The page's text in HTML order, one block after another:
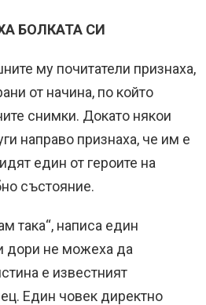
БОЛКАТА СИ
му почитатели признаха,
от начина, по който
снимки. Докато някои
направо признаха, че им е
един от героите на
състояние.
така“, написа един
дори не можеха да
е известният
Един човек директно